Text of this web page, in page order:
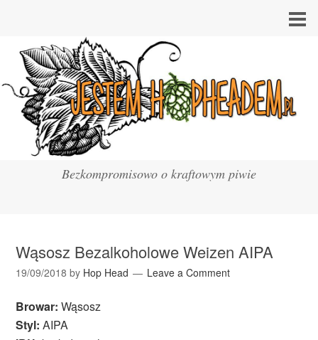
Bezkompromisowo o kraftowym piwie
Wąsosz Bezalkoholowe Weizen AIPA
19/09/2018 by Hop Head Leave a Comment
Browar: Wąsosz
Styl: AIPA